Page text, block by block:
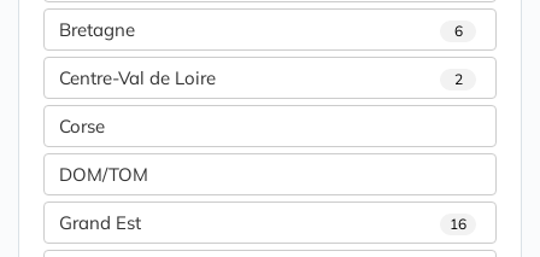
Bretagne 6
Centre-Val de Loire 2
Corse
DOM/TOM
Grand Est 16